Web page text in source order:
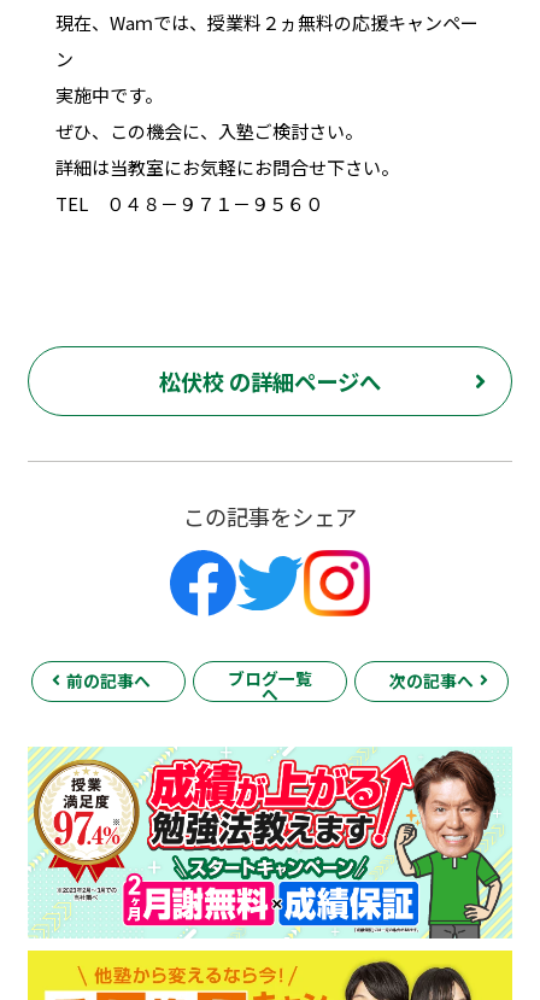
現在、Waｍでは、授業料２ヵ無料の応援キャンペー
ン
実施中です。
ぜひ、この機会に、入塾ご検討さい。
詳細は当教室にお気軽にお問合せ下さい。
TEL ０４８－９７１－９５６０
松伏校 の詳細ページへ
この記事をシェア
前の記事へ ブログ一覧
へ
次の記事へ